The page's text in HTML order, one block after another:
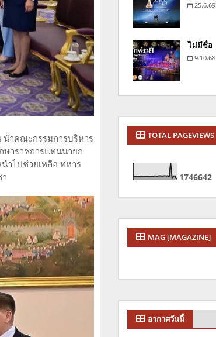
นำคณะกรรมการบริหาร
ษาราชการแทนนายก
ำไปช่วยเหลือ ทหาร
25.6.69
ไม่มีชื่อ
9.10.68
TOTAL PAGEVIEWS
1746642
MAG [MAGAZINE]
อากาศวันนี้